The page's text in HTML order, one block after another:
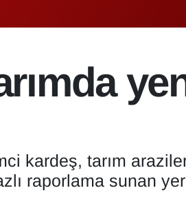
kardeş, tarım
raporlama sunan